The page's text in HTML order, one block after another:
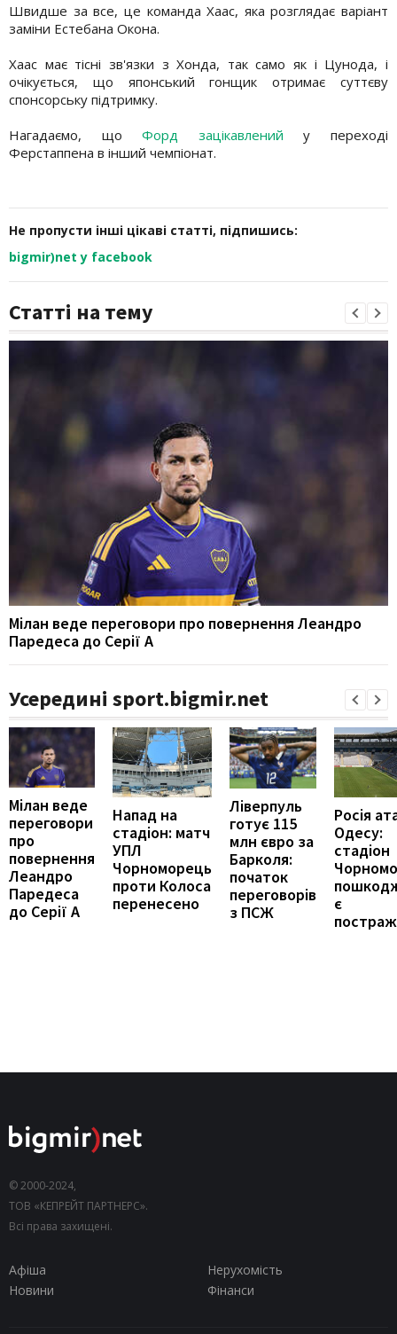
Швидше за все, це команда Хаас, яка розглядає варіант
заміни Естебана Окона.
Хаас має тісні зв'язки з Хонда, так само як і Цунода, і
очікується, що японський гонщик отримає суттєву
спонсорську підтримку.
Нагадаємо, щоФорд зацікавленийу переході
Ферстаппена в інший чемпіонат.
Не пропусти інші цікаві статті, підпишись:
bigmir)net у facebook
Статті на тему
Мілан веде переговори про повернення Леандро
Паредеса до Серії А
Усередині sport.bigmir.net
Мілан веде
переговори
про
повернення
Леандро
Паредеса
до Серії А
Напад на
стадіон: матч
УПЛ
Чорноморець
проти Колоса
перенесено
Ліверпуль
готує 115
млн євро за
Барколя:
початок
переговорів
з ПСЖ
Росія
Одесу:
стадіон
є
© 2000-2024,
ТОВ «КЕПРЕЙТ ПАРТНЕРС».
Всі права захищені.
Афіша
Нерухомість
Новини
Фінанси